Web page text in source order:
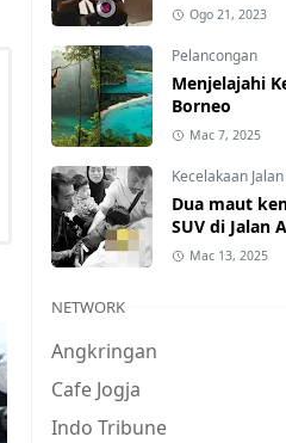
Ogo 21, 2023
Pelancongan
Menjelajahi
Borneo
Mac 7, 2025
Kecelakaan Jalan
Dua maut
SUV di Jalan
Mac 13, 2025
NETWORK
Angkringan
Cafe Jogja
Indo Tribune